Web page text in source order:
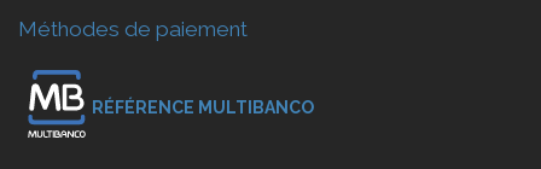
Méthodes de paiement
RÉFÉRENCE MULTIBANCO